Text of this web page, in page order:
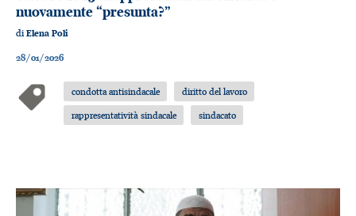
nuovamente “presunta?”
diElena Poli
28/01/2026
condotta antisindacale
diritto del lavoro
rappresentatività sindacale
sindacato